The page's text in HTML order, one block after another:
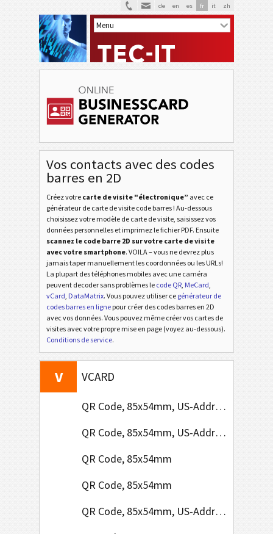
de en es fr it zh
Vos contacts avec des codes
barres en 2D
Créez votre carte de visite "électronique” avec ce
générateur de carte de visite code barres ! Au-dessous
choisissez votre modèle de carte de visite, saisissez vos
données personnelles et imprimez le fichier PDF. Ensuite
scannez le code barre 2D sur votre carte de visite
avec votre smartphone. VOILA – vous ne devrez plus
jamais taper manuellement les coordonnées ou les URLs!
La plupart des téléphones mobiles avec une caméra
peuvent decoder sans problèmes le code QR, MeCard,
vCard, DataMatrix. Vous pouvez utiliser ce générateur de
codes barres en ligne pour créer des codes barres en 2D
avec vos données. Vous pouvez même créer vos cartes de
visites avec votre propre mise en page (voyez au-dessous).
Conditions de service.
V VCARD
QR Code, 85x54mm, US-Address Format
QR Code, 85x54mm, US-Address Format
QR Code, 85x54mm
QR Code, 85x54mm
QR Code, 85x54mm, US-Address Format